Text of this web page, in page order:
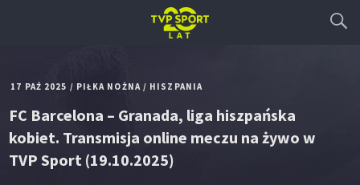
17 PAŹ 2025 / PIŁKA NOŻNA/ HISZPANIA
FC Barcelona – Granada, liga hiszpańska
kobiet. Transmisja online meczu na żywo w
TVP Sport (19.10.2025)